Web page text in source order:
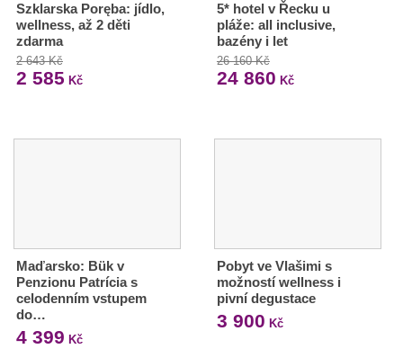
Szklarska Poręba: jídlo,
wellness, až 2 děti
zdarma
2 643 Kč
2 585 Kč
5* hotel v Řecku u
pláže: all inclusive,
bazény i let
26 160 Kč
24 860 Kč
Maďarsko: Bük v
Penzionu Patrícia s
celodenním vstupem
do…
4 399 Kč
Pobyt ve Vlašimi s
možností wellness i
pivní degustace
3 900 Kč